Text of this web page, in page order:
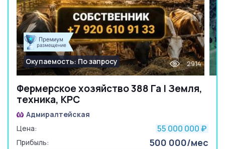
Фермерское хозяйство 388 Га | Земля,
техника, КРС
Окупаемость: По запросу 2914
Адмиралтейская
Цена:
55 000 000 ₽
Прибыль: 500 000/мес